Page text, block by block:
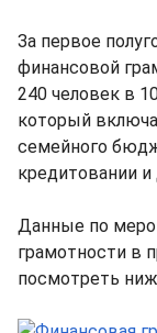
За первое
финансовой
240 человек в
который
семейного
кредитовании и
Данные по
грамотности в
посмотреть